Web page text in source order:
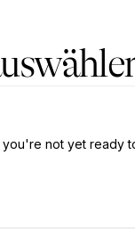
not yet ready